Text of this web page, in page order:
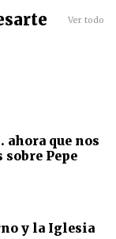
Ver todo
ahora que nos
Pepe
y la Iglesia